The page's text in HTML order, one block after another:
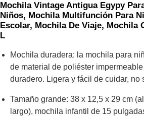
Mochila Vintage Antigua Egypy
Niños, Mochila Multifunción Para
Escolar, Mochila De Viaje, Mochila
L
Mochila duradera: la mochila para
de material de poliéster
duradero. Ligera y fácil de cuidar, no
Tamaño grande: 38 x 12,5 x 29 cm
largo), mochila infantil de 15